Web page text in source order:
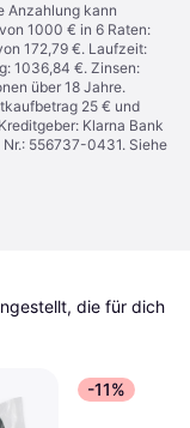
Anzahlung kann
1000 € in 6 Raten:
172,79 €. Laufzeit:
1036,84 €. Zinsen:
über 18 Jahre.
25 € und
Klarna Bank
556737-0431. Siehe
die für dich
-11%